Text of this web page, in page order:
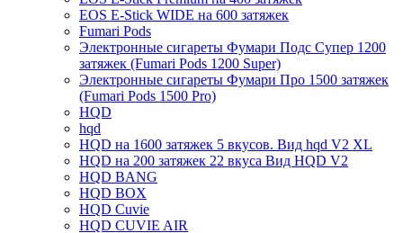
EOS E-Stick WIDE на 600 затяжек
Fumari Pods
Электронные сигареты Фумари Подс Супер 1200
затяжек (Fumari Pods 1200 Super)
Электронные сигареты Фумари Про 1500 затяжек
(Fumari Pods 1500 Pro)
HQD
hqd
HQD на 1600 затяжек 5 вкусов. Вид hqd V2 XL
HQD на 200 затяжек 22 вкуса Вид HQD V2
HQD BANG
HQD BOX
HQD Cuvie
HQD CUVIE AIR